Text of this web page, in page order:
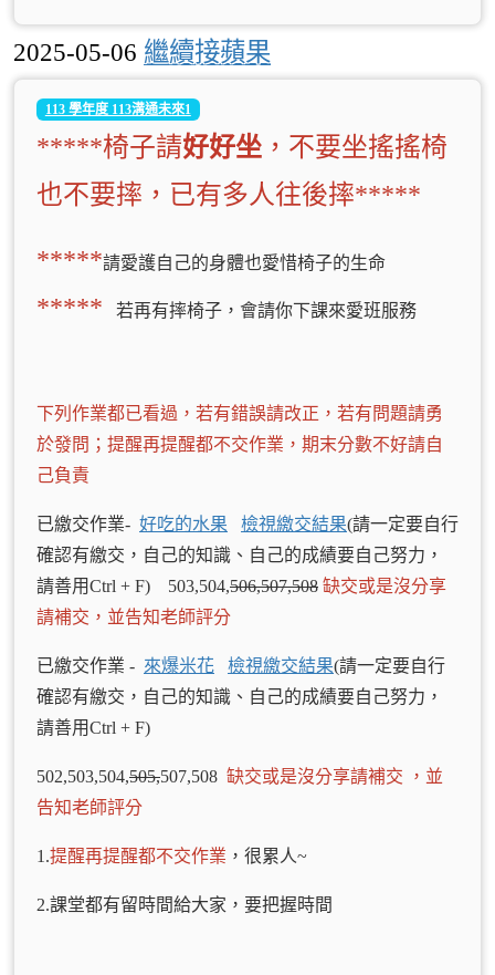
2025-05-06 繼續接蘋果
113 學年度 113溝通未來1
*****椅子請好好坐 ，不要坐搖搖椅
也不要摔，已有多人往後摔*****
*****請愛護自己的身體也愛惜椅子的生命
***** 若再有摔椅子，會請你下課來愛班服務
下列作業都已看過，若有錯誤請改正，若有問題請勇
於發問；提醒再提醒都不交作業，期末分數不好請自
己負責
已繳交作業- 好吃的水果 檢視繳交結果(請一定要自行
確認有繳交，自己的知識、自己的成績要自己努力，
請善用Ctrl + F) 503,504,506,507,508 缺交或是沒分享
請補交，並告知老師評分
已繳交作業 - 來爆米花 檢視繳交結果(請一定要自行
確認有繳交，自己的知識、自己的成績要自己努力，
請善用Ctrl + F)
502,503,504,505,507,508 缺交或是沒分享請補交 ，並
告知老師評分
1.提醒再提醒都不交作業 ，很累人~
2.課堂都有留時間給大家，要把握時間